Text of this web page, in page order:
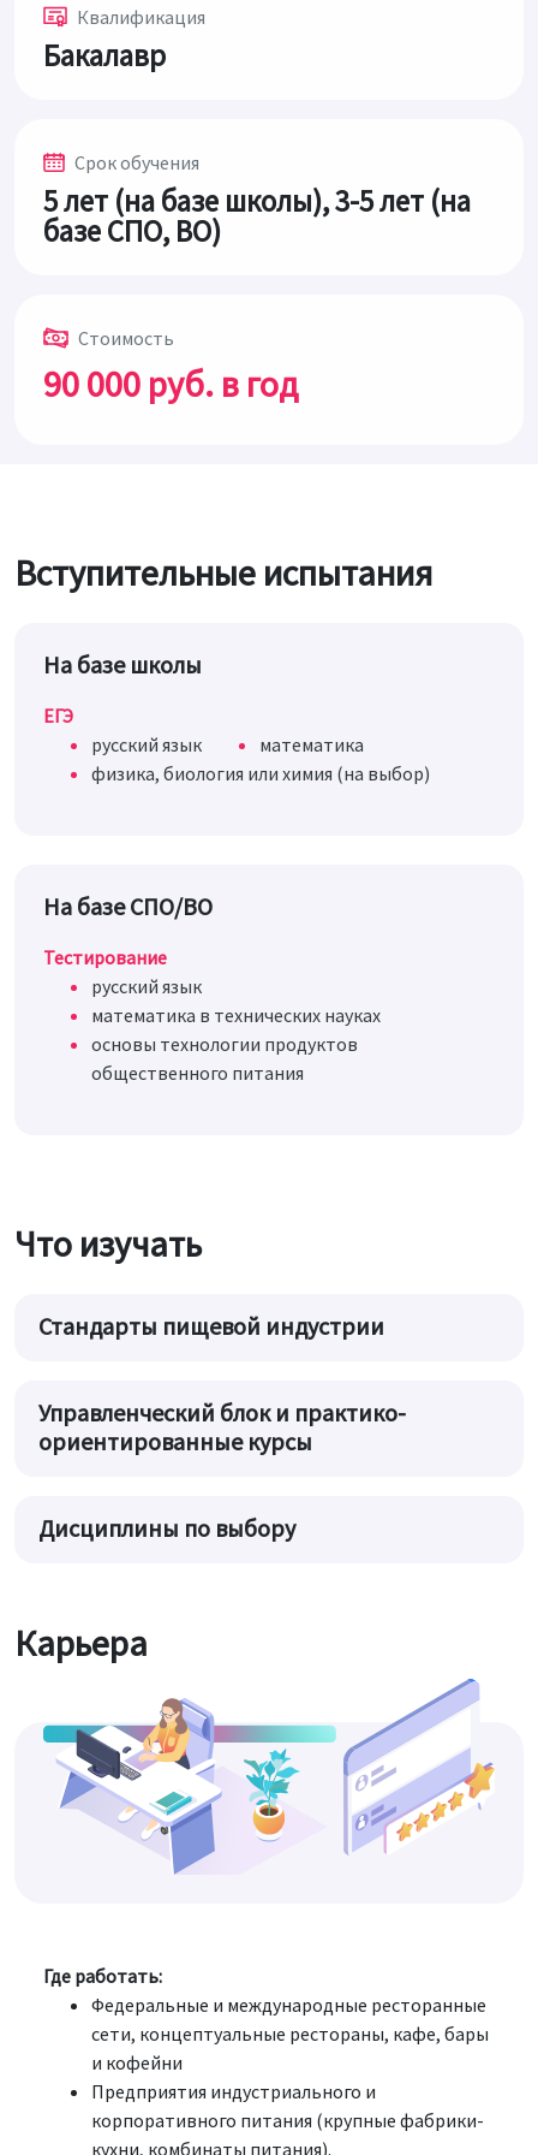
Квалификация
Бакалавр
Срок обучения
5 лет (на базе школы), 3-5 лет (на
базе СПО, ВО)
Стоимость
90 000 руб. в год
Вступительные испытания
На базе школы
ЕГЭ
русский язык
математика
физика, биология или химия (на выбор)
На базе СПО/ВО
Тестирование
русский язык
математика в технических науках
основы технологии продуктов
общественного питания
Что изучать
Стандарты пищевой индустрии
Управленческий блок и практико-
ориентированные курсы
Дисциплины по выбору
Карьера
Где работать:
Федеральные и международные ресторанные
сети, концептуальные рестораны, кафе, бары
и кофейни
Предприятия индустриального и
корпоративного питания (крупные фабрики-
кухни, комбинаты питания).